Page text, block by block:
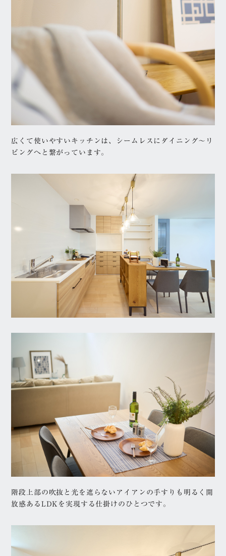
広くて使いやすいキッチンは、シームレスにダイニング〜リ
ビングへと繋がっています。
階段上部の吹抜と光を遮らないアイアンの手すりも明るく開
放感あるLDKを実現する仕掛けのひとつです。